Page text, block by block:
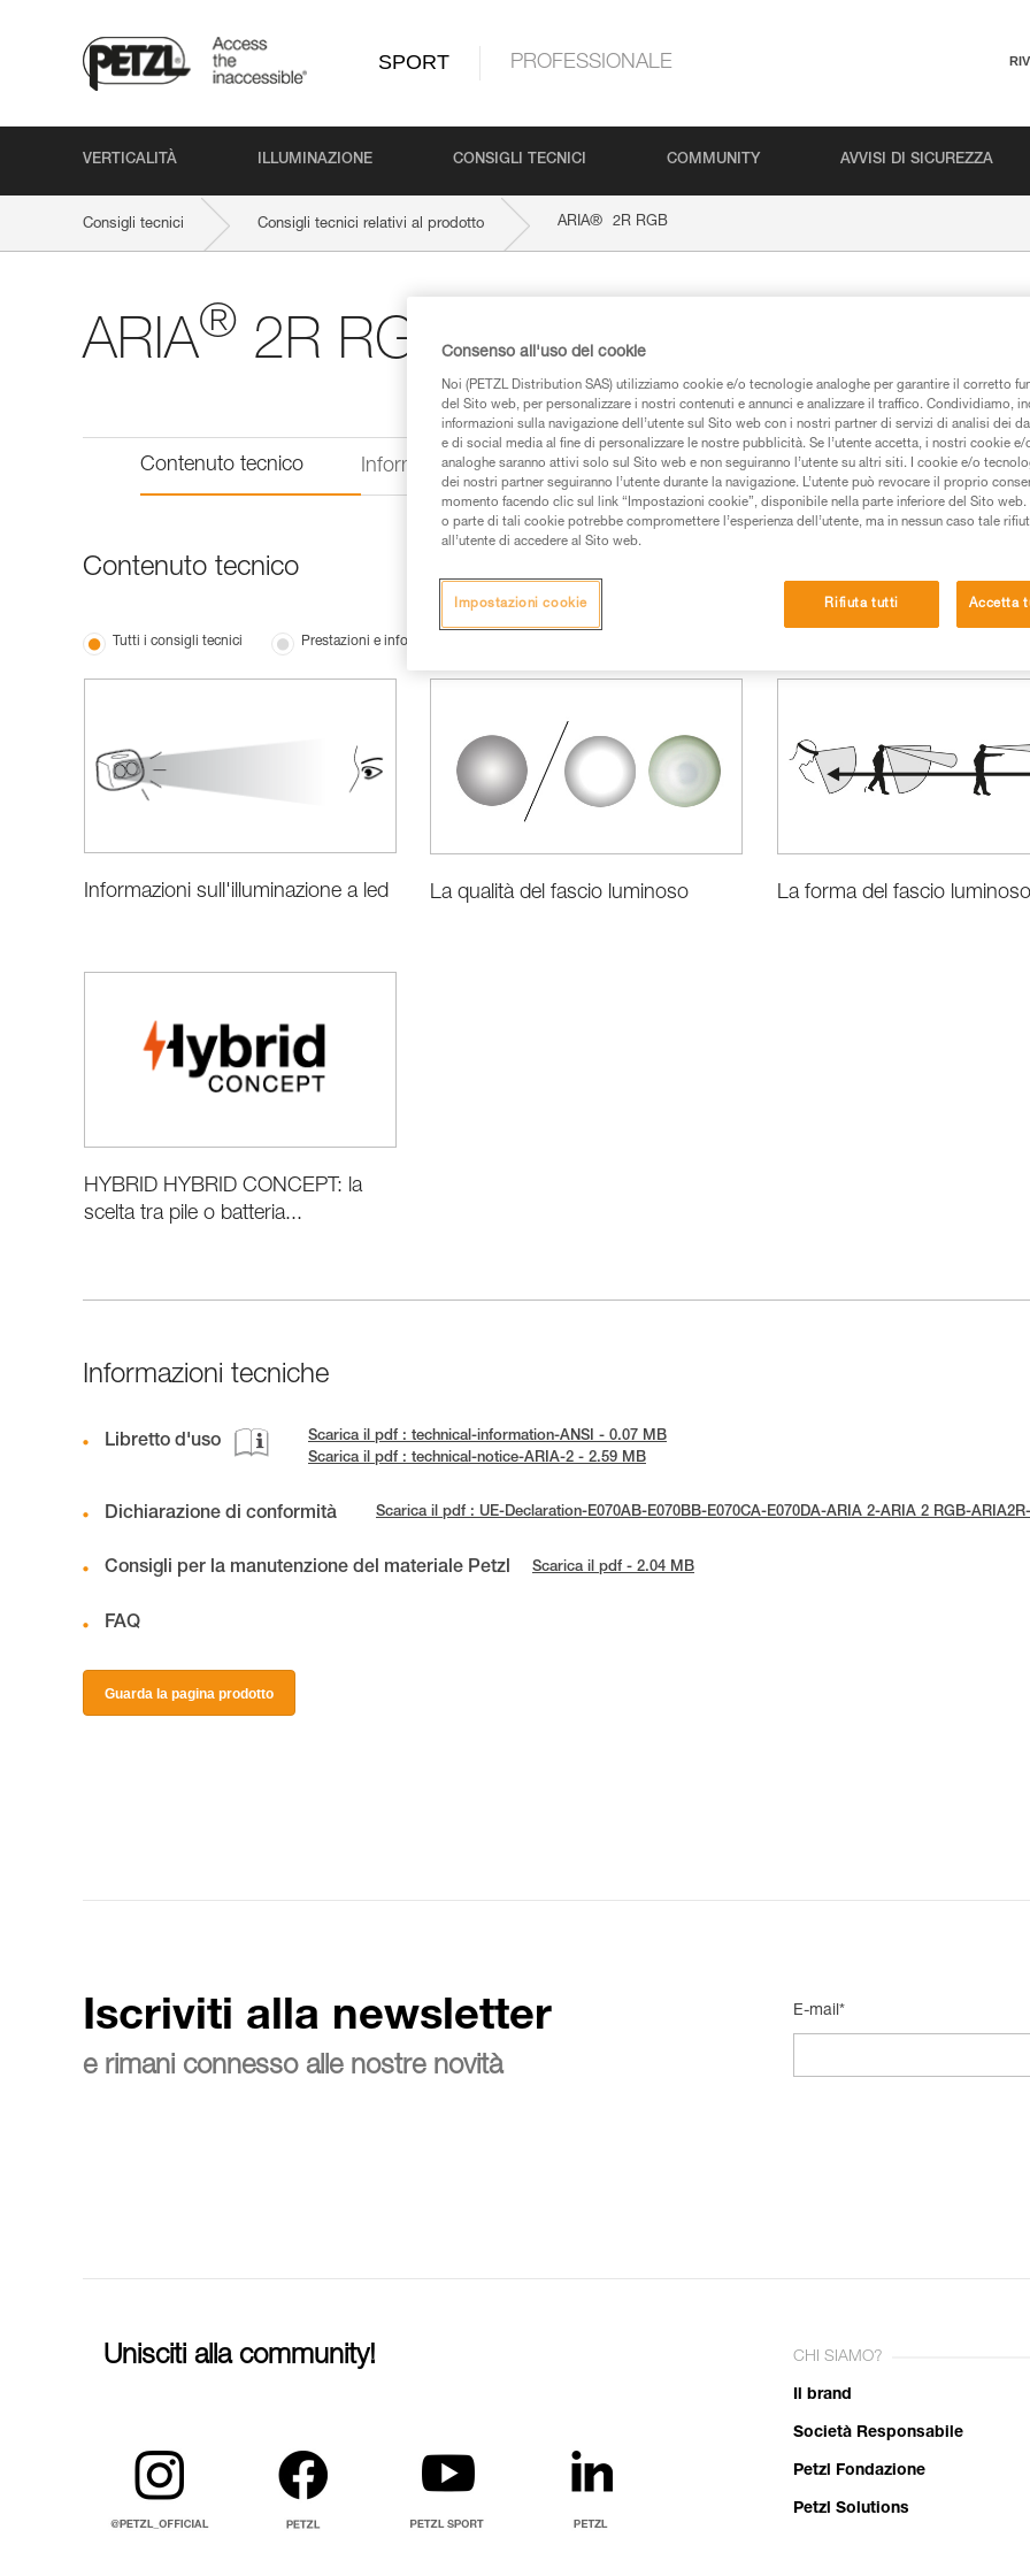
SPORT PROFESSIONALE
VERTICALITÀ ILLUMINAZIONE CONSIGLI TECNICI COMMUNITY AVVISI DI SICUREZZA
Consigli tecnici Consigli tecnici relativi al prodotto ARIA® 2R RGB
ARIA® 2R RGB
Contenuto tecnico Informazioni tecniche
Contenuto tecnico
Tutti i consigli tecnici Prestazioni e informazioni prodotti
Informazioni sull'illuminazione a led La qualità del fascio luminoso La forma del fascio luminoso
HYBRID HYBRID CONCEPT: la
scelta tra pile o batteria...
Informazioni tecniche
Libretto d'uso
Scarica il pdf : technical-information-ANSI - 0.07 MB
Scarica il pdf : technical-notice-ARIA-2 - 2.59 MB
Dichiarazione di conformità Scarica il pdf : UE-Declaration-E070AB-E070BB-E070CA-E070DA-ARIA 2-ARIA 2 RGB-
Consigli per la manutenzione del materiale Petzl Scarica il pdf - 2.04 MB
FAQ
Guarda la pagina prodotto
Iscriviti alla newsletter
e rimani connesso alle nostre novità
E-mail*
Unisciti alla community! CHI SIAMO?
Il brand
Società Responsabile
Petzl Fondazione
Petzl Solutions
Consenso all'uso dei cookie
Noi (PETZL Distribution SAS) utilizziamo cookie e/o tecnologie analoghe per garantire il corretto
del Sito web, per personalizzare i nostri contenuti e annunci e analizzare il traffico. Condividiamo,
informazioni sulla navigazione dell’utente sul Sito web con i nostri partner di servizi di analisi dei
e di social media al fine di personalizzare le nostre pubblicità. Se l’utente accetta, i nostri cookie
analoghe saranno attivi solo sul Sito web e non seguiranno l’utente su altri siti. I cookie e/o
dei nostri partner seguiranno l’utente durante la navigazione. L’utente può revocare il proprio
momento facendo clic sul link “Impostazioni cookie”, disponibile nella parte inferiore del Sito
o parte di tali cookie potrebbe compromettere l’esperienza dell’utente, ma in nessun caso tale
all’utente di accedere al Sito web.
Rifiuta tutti Accetta
Impostazioni cookie